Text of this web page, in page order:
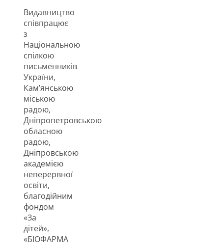
Видавництво
співпрацює
з
Національною
спілкою
письменників
України,
Кам’янською
міською
радою,
Дніпропетровською
обласною
радою,
Дніпровською
академією
неперервної
освіти,
благодійним
фондом
«За
дітей»,
«БІОФАРМА